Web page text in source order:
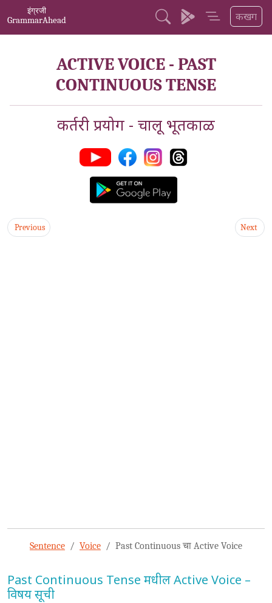
इंग्रजी
GrammarAhead कखग
ACTIVE VOICE - PAST
CONTINUOUS TENSE
कर्तरी प्रयोग - चालू भूतकाळ
Previous Next
Sentence Voice Past Continuous चा Active Voice
Past Continuous Tense मधील Active Voice –
विषय सूची